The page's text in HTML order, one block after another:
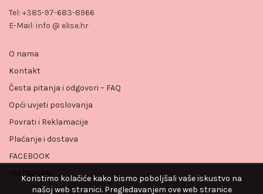
Tel: +385-97-683-8966
E-Mail: info @ elise.hr
O nama
Kontakt
Česta pitanja i odgovori – FAQ
Opći uvjeti poslovanja
Povrati i Reklamacije
Plaćanje i dostava
FACEBOOK
INSTAGRAM
Koristimo kolačiće kako bismo poboljšali vaše iskustvo na
našoj web stranici. Pregledavanjem ove web stranice